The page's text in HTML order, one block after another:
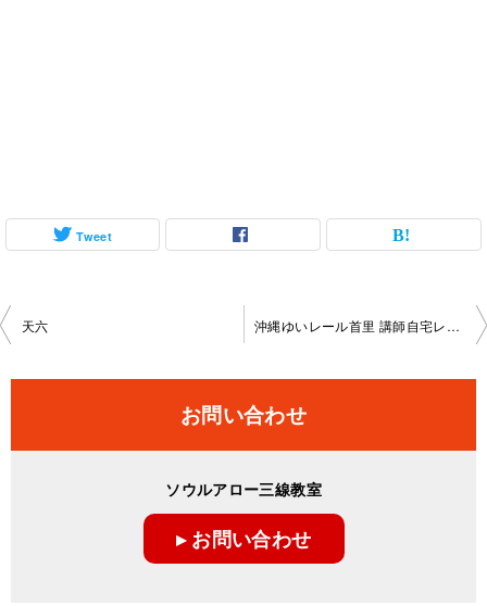
Tweet
投
ビ
天六 沖縄ゆいレール首里 講師自宅レッスン
お問い合わせ
ソウルアロー三線教室
▸ お問い合わせ